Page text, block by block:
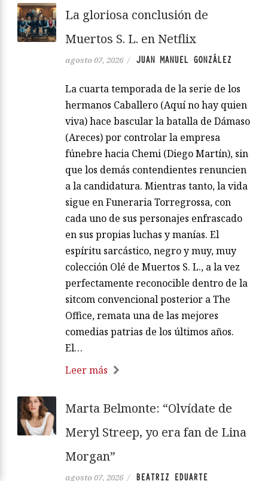
La gloriosa conclusión de
Muertos S. L. en Netflix
agosto 07, 2026 / JUAN MANUEL GONZÁLEZ
La cuarta temporada de la serie de los
hermanos Caballero (Aquí no hay quien
viva) hace bascular la batalla de Dámaso
(Areces) por controlar la empresa
fúnebre hacia Chemi (Diego Martín), sin
que los demás contendientes renuncien
a la candidatura. Mientras tanto, la vida
sigue en Funeraria Torregrossa, con
cada uno de sus personajes enfrascado
en sus propias luchas y manías. El
espíritu sarcástico, negro y muy, muy
colección Olé de Muertos S. L., a la vez
perfectamente reconocible dentro de la
sitcom convencional posterior a The
Office, remata una de las mejores
comedias patrias de los últimos años.
El…
Leer más
Marta Belmonte: “Olvídate de
Meryl Streep, yo era fan de Lina
Morgan”
agosto 07, 2026 / BEATRIZ EDUARTE